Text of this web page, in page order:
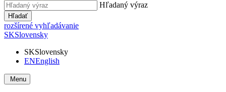
Hľadaný výraz
Hľadať
rozšírené vyhľadávanie
SKSlovensky
SKSlovensky
ENEnglish
Menu